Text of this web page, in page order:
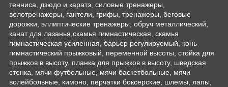
тенниса, дзюдо и каратэ, силовые тренажеры,
велотренажеры, гантели, грифы, тренажеры, беговые
дорожки, эллиптические тренажеры, обруч металлический,
канат для лазанья,скамья гимнастическая, скамья
гимнастическая усиленная, барьер регулируемый, конь
гимнастический прыжковый, переменной высоты, стойка для
прыжков в высоту, планка для прыжков в высоту, шведская
стенка, мячи футбольные, мячи баскетбольные, мячи
волейбольные, кимоно, перчатки боксерские, шлемы, лапы,